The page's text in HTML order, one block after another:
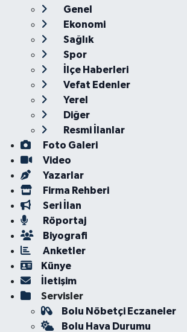
Genel
Ekonomi
Sağlık
Spor
İlçe Haberleri
Vefat Edenler
Yerel
Diğer
Resmi İlanlar
Foto Galeri
Video
Yazarlar
Firma Rehberi
Seri İlan
Röportaj
Biyografi
Anketler
Künye
İletişim
Servisler
Bolu Nöbetçi Eczaneler
Bolu Hava Durumu